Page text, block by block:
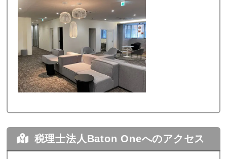
税理士法人Baton Oneへのアクセス